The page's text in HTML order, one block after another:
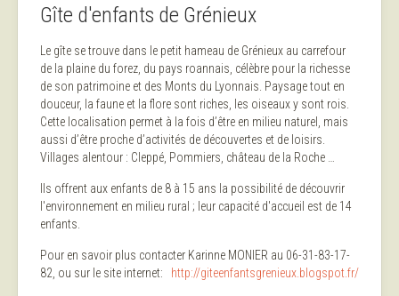
Gîte d'enfants de Grénieux
Le gîte se trouve dans le petit hameau de Grénieux au carrefour
de la plaine du forez, du pays roannais, célèbre pour la richesse
de son patrimoine et des Monts du Lyonnais. Paysage tout en
douceur, la faune et la flore sont riches, les oiseaux y sont rois.
Cette localisation permet à la fois d’être en milieu naturel, mais
aussi d’être proche d’activités de découvertes et de loisirs.
Villages alentour : Cleppé, Pommiers, château de la Roche …
Ils offrent aux enfants de 8 à 15 ans la possibilité de découvrir
l'environnement en milieu rural ; leur capacité d'accueil est de 14
enfants.
Pour en savoir plus contacter Karinne MONIER au 06-31-83-17-
82, ou sur le site internet: http://giteenfantsgrenieux.blogspot.fr/